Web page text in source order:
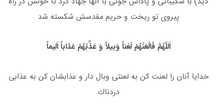
پیروى تو ریخت و حریم مقدسش شكسته شد
اَللّهُمَّ فَالْعَنْهُمْ لَعْناً وَبیلاً وَ عَذِّبْهُمْ عَذاباً اَلیماً
خدایا آنان را لعنت كن به لعنتى وبال دار و عذابشان كن به عذابى
دردناك